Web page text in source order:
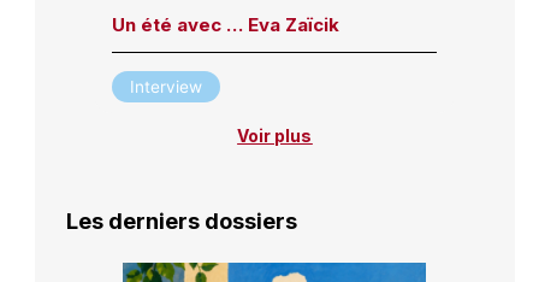
Un été avec … Eva Zaïcik
Interview
Voir plus
Les derniers dossiers